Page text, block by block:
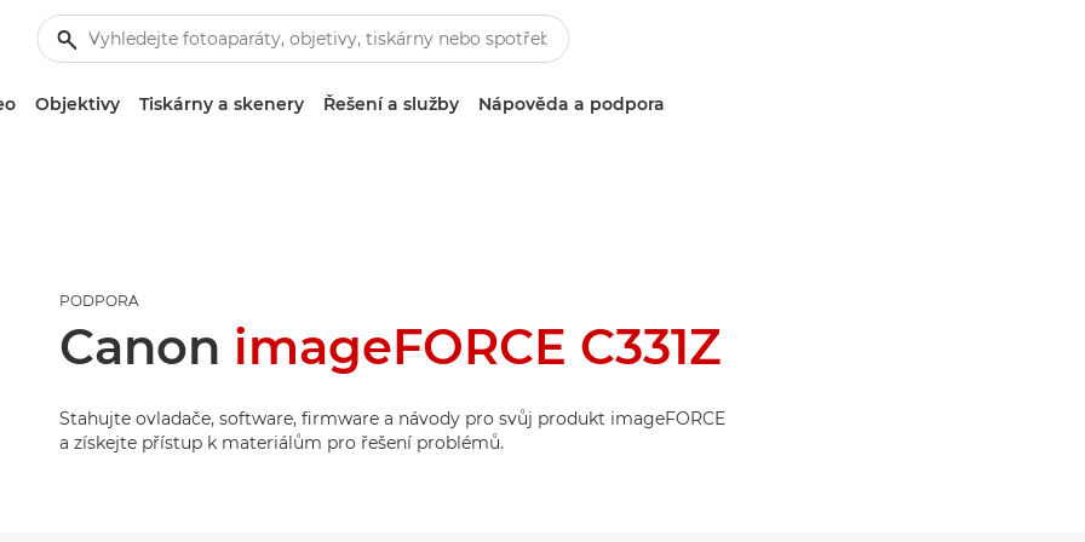
Objektivy Tiskárny a skenery Řešení a služby Nápověda a podpora
PODPORA
Canon imageFORCE C331Z
Stahujte ovladače, software, firmware a návody pro svůj produkt imageFORCE
a získejte přístup k materiálům pro řešení problémů.